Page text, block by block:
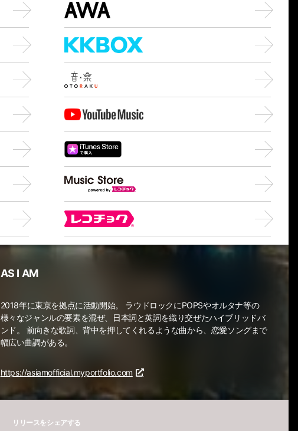
AS I AM
2018年に東京を拠点に活動開始。 ラウドロックにPOPSやオルタナ等の
様々なジャンルの要素を混ぜ、日本詞と英詞を織り交ぜたハイブリッドバ
ンド。 前向きな歌詞、背中を押してくれるような曲から、恋愛ソングまで
幅広い曲調がある。
https://asiamofficial.myportfolio.com
リリースをシェアする